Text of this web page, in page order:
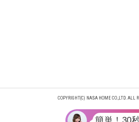
COPYRIGHT(C) NASA HOME CO.,LTD. ALL